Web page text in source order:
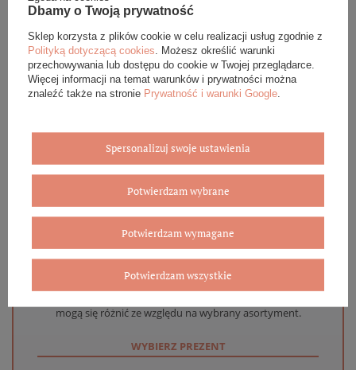
OPINIE (0)
GWARANCJA
Eleganckie opakowanie gratis
Biżuterię i zegarki zakupione w sklepie internetowym
każdego zamówienia dołączamy pudełko ze skóry
mogą się różnić ze względu na wybrany asortyment.
WYBIERZ PREZENT
Dbamy o Twoją prywatność
Sklep korzysta z plików cookie w celu realizacji usług zgodnie z
Polityką dotyczącą cookies . Możesz określić warunki
przechowywania lub dostępu do cookie w Twojej przeglądarce.
Więcej informacji na temat warunków i prywatności można
znaleźć także na stronie Prywatność i warunki Google
Spersonalizuj swoje ustawienia
Potwierdzam wybrane
Potwierdzam wymagane
Potwierdzam wszystkie